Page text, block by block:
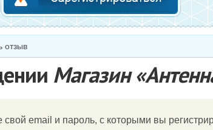
отзыв
Магазин
свой email и пароль, c которыми вы